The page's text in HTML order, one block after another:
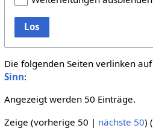
Los
Die folgenden Seiten verlinken auf
Sinn:
Angezeigt werden 50 Einträge.
Zeige (vorherige 50 | nächste 50) (